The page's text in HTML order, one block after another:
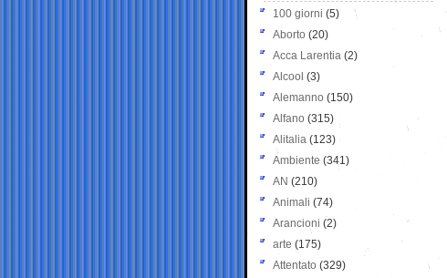
100 giorni (5)
Aborto (20)
Acca Larentia (2)
Alcool (3)
Alemanno (150)
Alfano (315)
Alitalia (123)
Ambiente (341)
AN (210)
Animali (74)
Arancioni (2)
arte (175)
Attentato (329)